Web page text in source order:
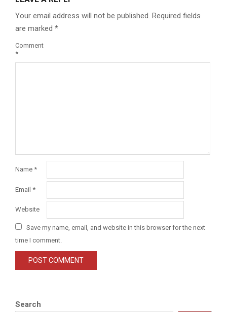
Your email address will not be published. Required fields
are marked *
Comment
*
Name *
Email *
Website
Save my name, email, and website in this browser for the next
time I comment.
Search